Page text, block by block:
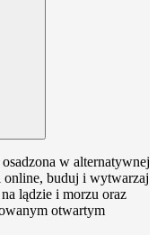
w alternatywnej
online, buduj i wytwarzaj
lądzie i morzu oraz
otwartym